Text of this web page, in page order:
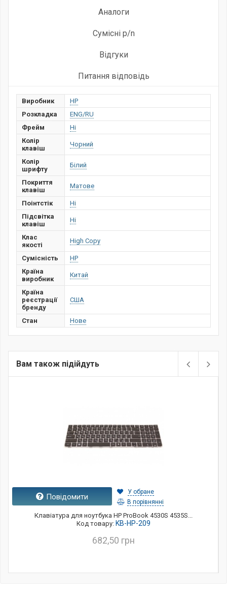
Аналоги
Сумісні p/n
Відгуки
Питання відповідь
Виробник
HP
Розкладка
ENG/RU
Фрейм
Ні
Колір
клавіш
Чорний
Колір
шрифту
Білий
Покриття
клавіш
Матове
Поінтстік
Ні
Підсвітка
клавіш
Ні
Клас
якості
High Copy
Сумісність
HP
Країна
виробник
Китай
Країна
реєстрації
бренду
США
Стан Нове
Вам також підійдуть
Повідомити
У обране
В порівнянні
Клавіатура для ноутбука HP ProBook 4530S 4535S...
Код товару: KB-HP-209
682,50 грн